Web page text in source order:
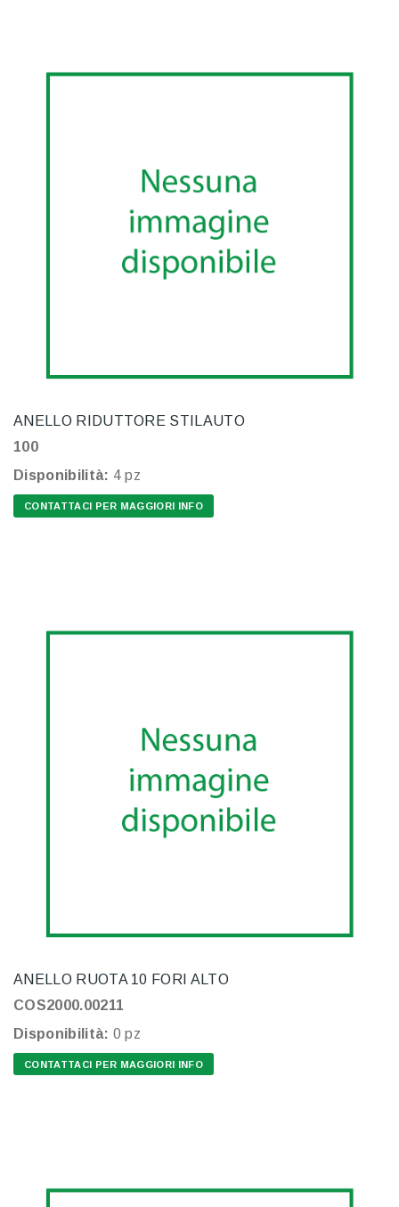
ANELLO RIDUTTORE STILAUTO
100
Disponibilità: 4 pz
CONTATTACI PER MAGGIORI INFO
ANELLO RUOTA 10 FORI ALTO
COS2000.00211
Disponibilità: 0 pz
CONTATTACI PER MAGGIORI INFO